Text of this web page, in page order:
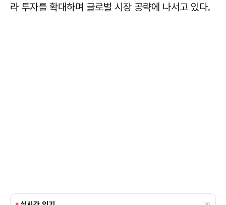
라 투자를 확대하며 글로벌 시장 공략에 나서고 있다.